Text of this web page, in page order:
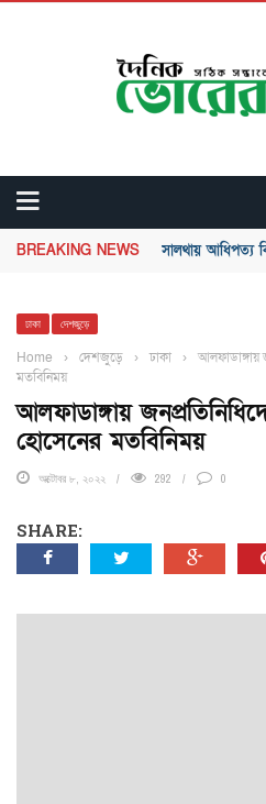
BREAKING NEWS সালথায় আধিপত্য
ঢাকা দেশজুড়ে
Home › দেশজুড়ে › ঢাকা ›
আলফাডাঙ্গায়
মতবিনিময়
আলফাডাঙ্গায়
হোসেনের মতবিনিময়
অক্টোবর ৮, ২০২২ 292 0
SHARE: